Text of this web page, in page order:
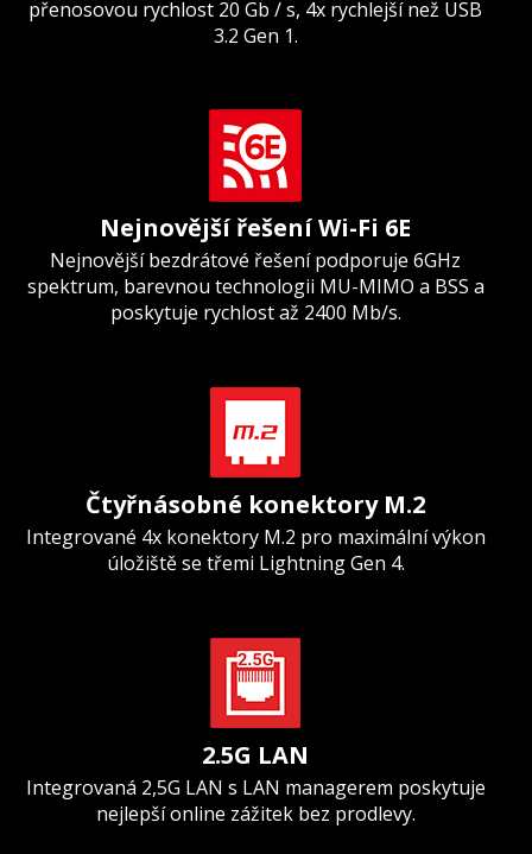
přenosovou rychlost 20 Gb / s, 4x rychlejší než USB
3.2 Gen 1.
Nejnovější řešení Wi-Fi 6E
Nejnovější bezdrátové řešení podporuje 6GHz
spektrum, barevnou technologii MU-MIMO a BSS a
poskytuje rychlost až 2400 Mb/s.
Čtyřnásobné konektory M.2
Integrované 4x konektory M.2 pro maximální výkon
úložiště se třemi Lightning Gen 4.
2.5G LAN
Integrovaná 2,5G LAN s LAN managerem poskytuje
nejlepší online zážitek bez prodlevy.